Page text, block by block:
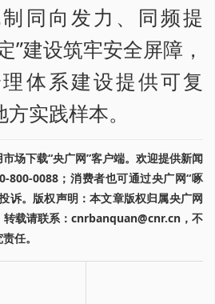
同向发力、同频提
”建设筑牢安全屏障，
体系建设提供可复
实践样本。
场下载“央广网”客户端。欢迎提供新闻
800-0088；消费者也可通过央广网“啄
诉。版权声明：本文章版权归属央广网
转载请联系：cnrbanquan@cnr.cn，不
任。